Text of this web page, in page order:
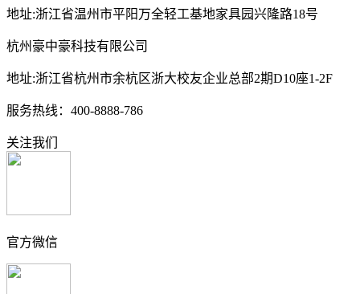
地址:浙江省温州市平阳万全轻工基地家具园兴隆路18号
杭州豪中豪科技有限公司
地址:浙江省杭州市余杭区浙大校友企业总部2期D10座1-2F
服务热线：400-8888-786
关注我们
官方微信